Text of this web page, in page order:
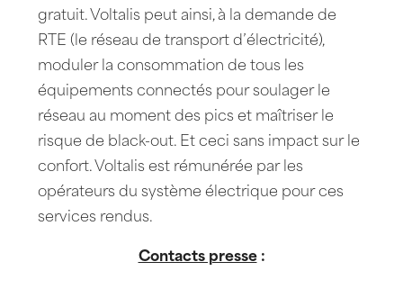
gratuit. Voltalis peut ainsi, à la demande de
RTE (le réseau de transport d’électricité),
moduler la consommation de tous les
équipements connectés pour soulager le
réseau au moment des pics et maîtriser le
risque de black-out. Et ceci sans impact sur le
confort. Voltalis est rémunérée par les
opérateurs du système électrique pour ces
services rendus.
Contacts presse: